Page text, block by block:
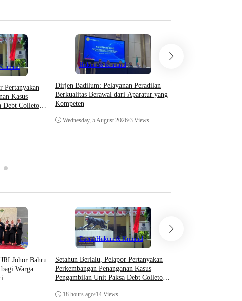
Pertanyakan
Kasus
Debt Colletor
Hukum & Kriminal
Dirjen Badilum: Pelayanan Peradilan
Berkualitas Berawal dari Aparatur yang
Kompeten
Wednesday, 5 August 2026•3 Views
Johor Bahru
Warga
DaerahHukum & Kriminal
Setahun Berlalu, Pelapor Pertanyakan
Perkembangan Penanganan Kasus
Pengambilan Unit Paksa Debt Colletor
18 hours ago•14 Views